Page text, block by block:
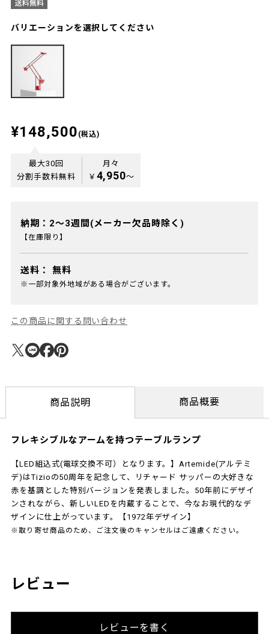
バリエーションを選択してください
¥148,500 (税込)
最大30回
分割手数料無料
月々
￥ 4,950〜
納期：2～3週間(メーカー欠品時除く)
【在庫限り】
送料： 無料
※一部対象外地域がある場合がございます。
この商品に関する問い合わせ
商品説明 商品概要
フレキシブルなアームを持つテーブルランプ
【LED組込式(電球交換不可）となります。】Artemide(アルテミ
デ)はTizioの50周年を記念して、リチャード サッパーの大好きな
赤を基調とした特別バージョンを発表しました。50年前にデザイ
ンされながら、新しいLEDを内蔵することで、今なお現代的なデ
ザインに仕上がっています。【1972年デザイン】
※取り寄せ商品のため、ご注文後のキャンセルはご遠慮ください。
レビュー
レビューを書く